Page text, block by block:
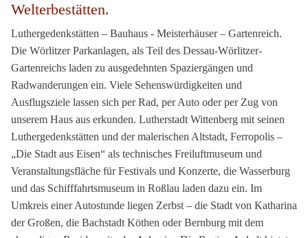
Welterbestätten.
Luthergedenkstätten – Bauhaus - Meisterhäuser – Gartenreich.
Die Wörlitzer Parkanlagen, als Teil des Dessau-Wörlitzer-
Gartenreichs laden zu ausgedehnten Spaziergängen und
Radwanderungen ein. Viele Sehenswürdigkeiten und
Ausflugsziele lassen sich per Rad, per Auto oder per Zug von
unserem Haus aus erkunden. Lutherstadt Wittenberg mit seinen
Luthergedenkstätten und der malerischen Altstadt, Ferropolis –
„Die Stadt aus Eisen“ als technisches Freiluftmuseum und
Veranstaltungsfläche für Festivals und Konzerte, die Wasserburg
und das Schifffahrtsmuseum in Roßlau laden dazu ein. Im
Umkreis einer Autostunde liegen Zerbst – die Stadt von Katharina
der Großen, die Bachstadt Köthen oder Bernburg mit dem